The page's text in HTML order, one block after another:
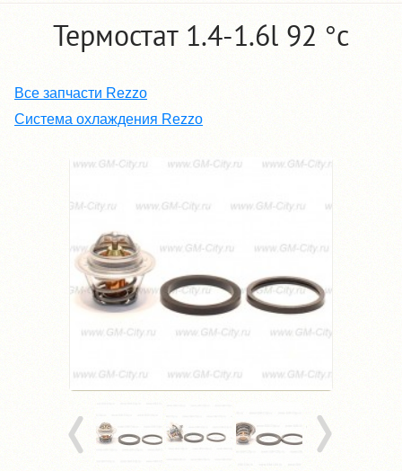
Термостат 1.4-1.6l 92 °c
Все запчасти Rezzo
Система охлаждения Rezzo